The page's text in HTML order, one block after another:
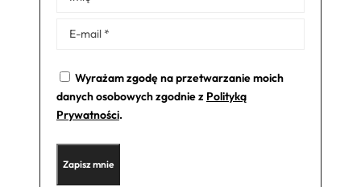
Wyrażam zgodę na przetwarzanie moich
danych osobowych zgodnie z Polityką
Prywatności.